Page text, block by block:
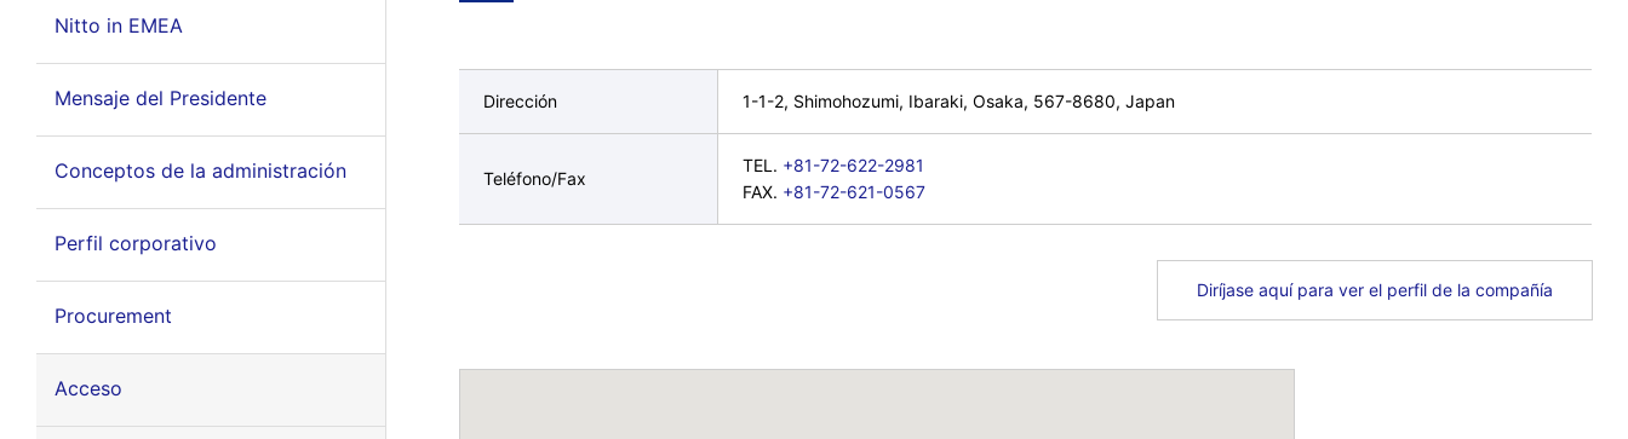
Nitto in EMEA
Mensaje del Presidente
Conceptos de la administración
Perfil corporativo
Procurement
Acceso
Dirección 1-1-2, Shimohozumi, Ibaraki, Osaka, 567-8680, Japan
Teléfono/Fax
TEL. +81-72-622-2981
FAX. +81-72-621-0567
Diríjase aquí para ver el perfil de la compañía